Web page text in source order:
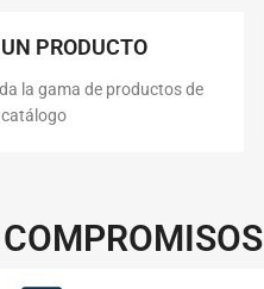
PRODUCTO
la gama de productos de
COMPROMISOS